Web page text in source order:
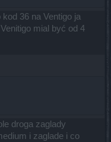
36 na Ventigo ja
mial być od 4
droga zaglady
i zaglade i co